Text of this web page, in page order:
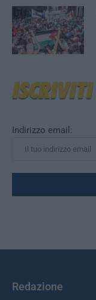
Indirizzo email:
Redazione